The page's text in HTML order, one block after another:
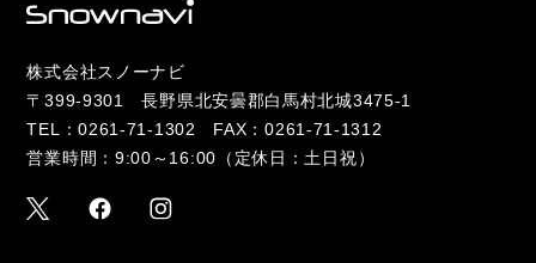
株式会社スノーナビ
〒399-9301 長野県北安曇郡白馬村北城3475-1
TEL：0261-71-1302
FAX：0261-71-1312
営業時間：9:00～16:00（定休日：土日祝）